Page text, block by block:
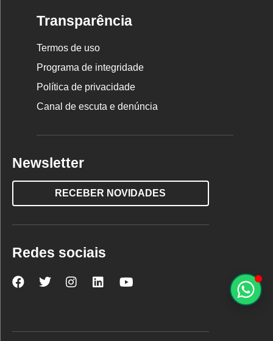
Transparência
Termos de uso
Programa de integridade
Política de privacidade
Canal de escuta e denúncia
Newsletter
RECEBER NOVIDADES
Redes sociais
Nova
Facebook
Nova
Twitter
Nova
Instagram
Nova
LinkedInYouTube